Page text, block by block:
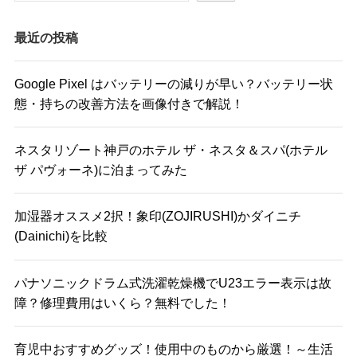
最近の投稿
Google Pixel はバッテリーの減りが早い？バッテリー状
態・持ちの改善方法を画像付きで解説！
ネスタリゾート神戸のホテル ザ・ネスタ＆スパ(ホテル
ザ パヴォーネ)に泊まってみた
加湿器オススメ2択！象印(ZOJIRUSHI)かダイニチ
(Dainichi)を比較
パナソニックドラム式洗濯乾燥機でU23エラー表示は故
障？修理費用はいくら？無料でした！
育児中おすすめグッズ！使用中のものから厳選！～生活